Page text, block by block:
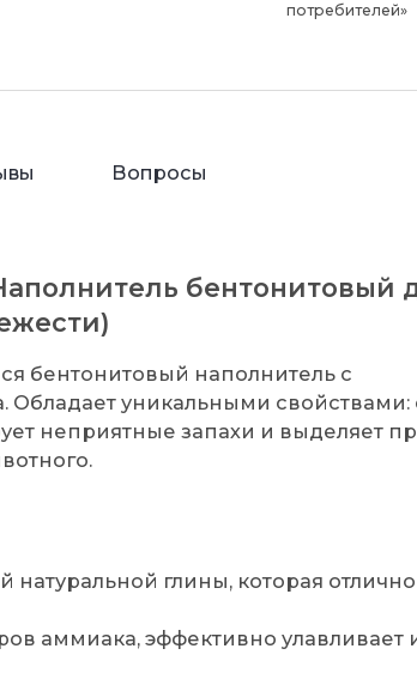
потребителей»
Вопросы
бентонитовый
бентонитовый наполнитель с
Обладает уникальными свойствами:
неприятные запахи и выделяет
натуральной глины, которая отлично
аммиака, эффективно улавливает